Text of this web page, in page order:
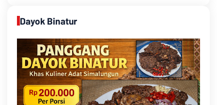
Dayok Binatur